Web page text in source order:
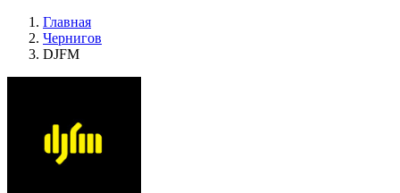
Главная
Чернигов
DJFM